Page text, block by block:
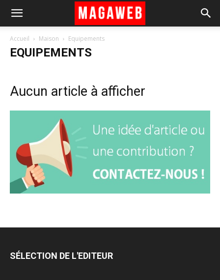
Accueil Maison Equipements
EQUIPEMENTS
Aucun article à afficher
SÉLECTION DE L'EDITEUR